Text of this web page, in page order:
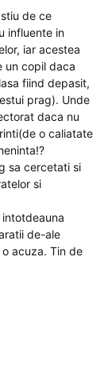
de ce
influente in
iar acestea
un copil daca
fiind depasit,
prag). Unde
daca nu
o caliatate
sa cercetati si
si
de-ale
acuza. Tin de